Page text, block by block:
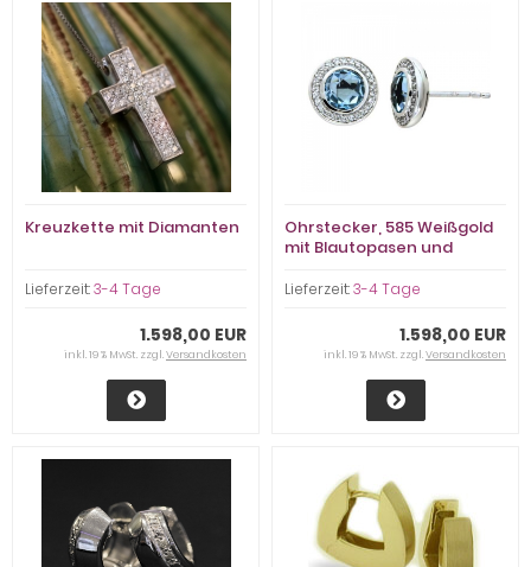
Kreuzkette mit Diamanten
Lieferzeit:3-4 Tage
1.598,00 EUR
inkl. 19 % MwSt. zzgl.Versandkosten
Ohrstecker, 585 Weißgold
mit Blautopasen und
Lieferzeit:3-4 Tage
1.598,00 EUR
inkl. 19 % MwSt. zzgl.Versandkosten